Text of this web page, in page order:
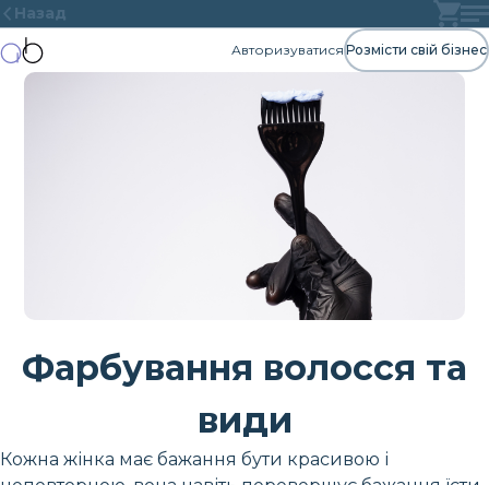
Назад
Авторизуватися Розмісти свій бізнес
Фарбування волосся та
види
Кожна жінка має бажання бути красивою і